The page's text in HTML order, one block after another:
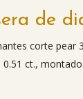
de
corte pear
0.51 ct.,